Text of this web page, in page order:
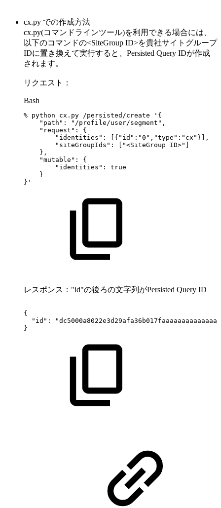
cx.py での作成方法
cx.py(コマンドラインツール)を利用できる場合には、
以下のコマンドの<SiteGroup ID>を貴社サイトグループ
IDに置き換えて実行すると、Persisted Query IDが作成
されます。
リクエスト：
Bash
% python cx.py /persisted/create
'{
"path":
"/profile/user/segment",
"request":
{
"identities":
[{"id":"0","type":"cx"}],
"siteGroupIds":
["<SiteGroup
ID>"]
},
"mutable":
{
"identities":
true
}
}'
レスポンス："id"の後ろの文字列がPersisted Query ID
{
"id":
}